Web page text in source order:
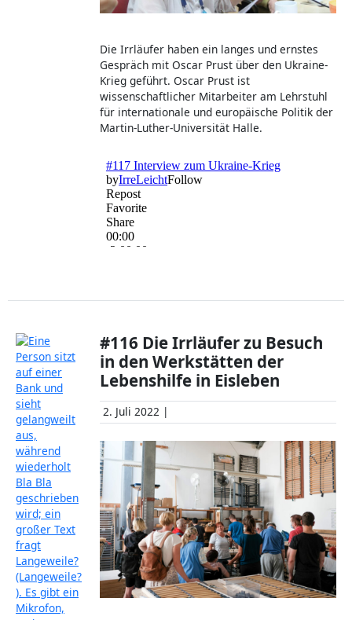
Die Irrläufer haben ein langes und ernstes
Gespräch mit Oscar Prust über den Ukraine-
Krieg geführt. Oscar Prust ist
wissenschaftlicher Mitarbeiter am Lehrstuhl
für internationale und europäische Politik der
Martin-Luther-Universität Halle.
#116 Die Irrläufer zu Besuch
in den Werkstätten der
Lebenshilfe in Eisleben
2. Juli 2022 |